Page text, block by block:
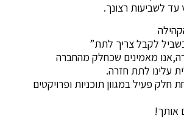
לשביעות רצונך.
לקבל צריך לתת”
מאמינים שכחלק מהחברה
עלינו לתת חזרה.
חלק פעיל במגוון תוכניות ופרויקטים
אותך!